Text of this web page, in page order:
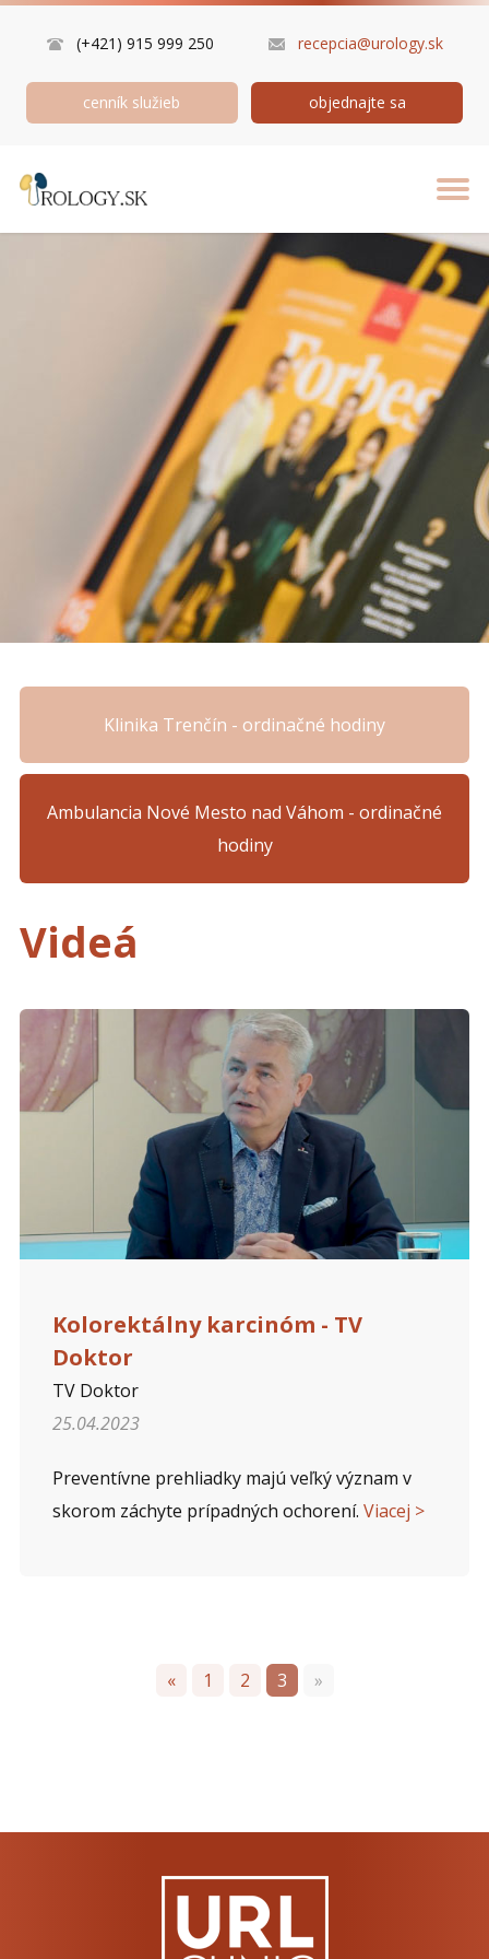
(+421) 915 999 250 recepcia@urology.sk
cenník služieb objednajte sa
Klinika Trenčín - ordinačné hodiny
Ambulancia Nové Mesto nad Váhom - ordinačné
hodiny
Videá
Kolorektálny karcinóm - TV
Doktor
TV Doktor
25.04.2023
Preventívne prehliadky majú veľký význam v
skorom záchyte prípadných ochorení. Viacej >
« 1 2 3 »